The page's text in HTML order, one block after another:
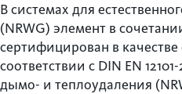
В системах для
(NRWG) элемент в
сертифицирован в
соответствии с DIN EN
дымо- и теплоудаления